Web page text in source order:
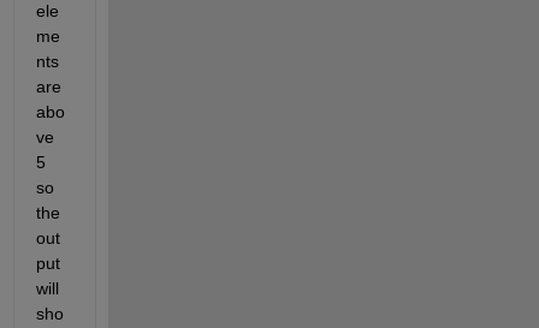
ele
me
nts
are
abo
ve
5
so
the
out
put
will
sho